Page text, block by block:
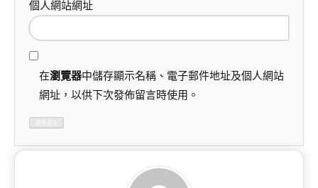
個人網站網址
在瀏覽器中儲存顯示名稱、電子郵件地址及個人網站
網址，以供下次發佈留言時使用。